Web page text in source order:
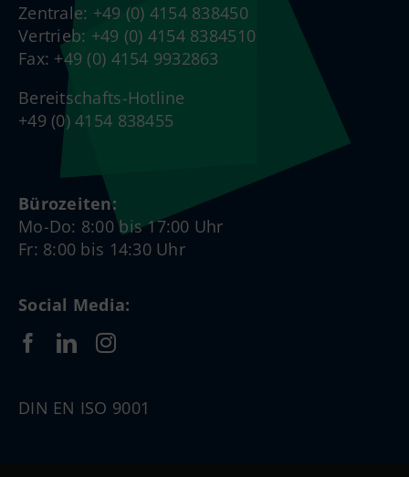
Zentrale: +49 (0) 4154 838450
Vertrieb: +49 (0) 4154 8384510
Fax: +49 (0) 4154 9932863
Bereitschafts-Hotline
+49 (0) 4154 838455
Bürozeiten:
Mo-Do: 8:00 bis 17:00 Uhr
Fr: 8:00 bis 14:30 Uhr
Social Media:
DIN EN ISO 9001